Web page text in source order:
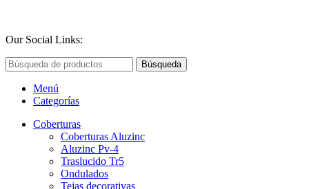
Our Social Links:
Búsqueda
Menú
Categorías
Coberturas
Coberturas Aluzinc
Aluzinc Pv-4
Traslucido Tr5
Ondulados
Tejas decorativas